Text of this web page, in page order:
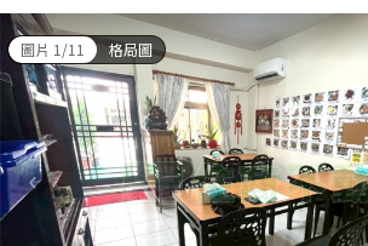
圖片 1/11 格局圖